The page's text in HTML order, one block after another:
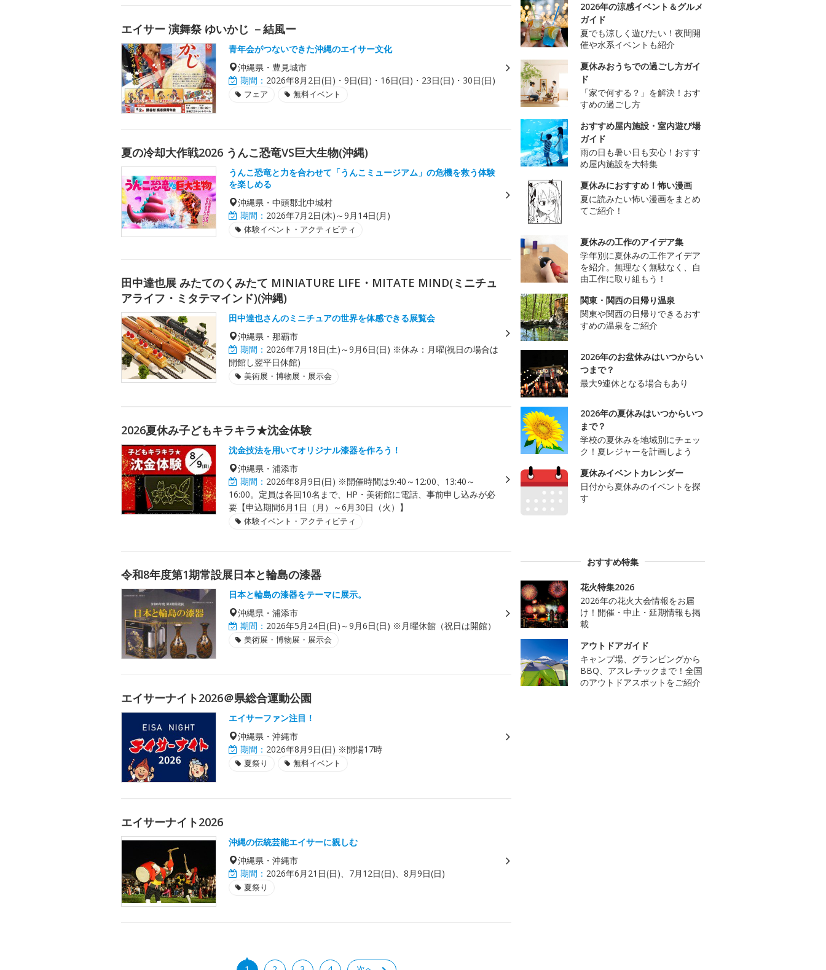
エイサー 演舞祭 ゆいかじ －結風ー
青年会がつないできた沖縄のエイサー文化
沖縄県・豊見城市
期間： 2026年8月2日(日)・9日(日)・16日(日)・23日(日)・30日(日)
フェア 無料イベント
夏の冷却大作戦2026 うんこ恐竜VS巨大生物(沖縄)
うんこ恐竜と力を合わせて「うんこミュージアム」の危機を救う体験
を楽しめる
沖縄県・中頭郡北中城村
期間： 2026年7月2日(木)～9月14日(月)
体験イベント・アクティビティ
田中達也展 みたてのくみたて MINIATURE LIFE・MITATE MIND(ミニチュ
アライフ・ミタテマインド)(沖縄)
田中達也さんのミニチュアの世界を体感できる展覧会
沖縄県・那覇市
期間： 2026年7月18日(土)～9月6日(日) ※休み：月曜(祝日の場合は
開館し翌平日休館)
美術展・博物展・展示会
2026夏休み子どもキラキラ★沈金体験
沈金技法を用いてオリジナル漆器を作ろう！
沖縄県・浦添市
期間： 2026年8月9日(日) ※開催時間は9:40～12:00、13:40～
16:00。定員は各回10名まで、HP・美術館に電話、事前申し込みが必
要【申込期間6月1日（月）～6月30日（火）】
体験イベント・アクティビティ
令和8年度第1期常設展日本と輪島の漆器
日本と輪島の漆器をテーマに展示。
沖縄県・浦添市
期間： 2026年5月24日(日)～9月6日(日) ※月曜休館（祝日は開館）
美術展・博物展・展示会
エイサーナイト2026＠県総合運動公園
エイサーファン注目！
沖縄県・沖縄市
期間： 2026年8月9日(日) ※開場17時
夏祭り 無料イベント
エイサーナイト2026
沖縄の伝統芸能エイサーに親しむ
沖縄県・沖縄市
期間： 2026年6月21日(日)、7月12日(日)、8月9日(日)
夏祭り
2026年の涼感イベント＆グルメ
ガイド
夏でも涼しく遊びたい！夜間開
催や水系イベントも紹介
夏休みおうちでの過ごし方ガイ
ド
「家で何する？」を解決！おす
すめの過ごし方
おすすめ屋内施設・室内遊び場
ガイド
雨の日も暑い日も安心！おすす
め屋内施設を大特集
夏休みにおすすめ！怖い漫画
夏に読みたい怖い漫画をまとめ
てご紹介！
夏休みの工作のアイデア集
学年別に夏休みの工作アイデア
を紹介。無理なく無駄なく、自
由工作に取り組もう！
関東・関西の日帰り温泉
関東や関西の日帰りできるおす
すめの温泉をご紹介
2026年のお盆休みはいつからい
つまで？
最大9連休となる場合もあり
2026年の夏休みはいつからいつ
まで？
学校の夏休みを地域別にチェッ
ク！夏レジャーを計画しよう
夏休みイベントカレンダー
日付から夏休みのイベントを探
す
おすすめ特集
花火特集2026
2026年の花火大会情報をお届
け！開催・中止・延期情報も掲
載
アウトドアガイド
キャンプ場、グランピングから
BBQ、アスレチックまで！全国
のアウトドアスポットをご紹介